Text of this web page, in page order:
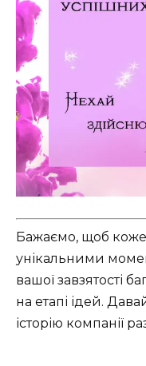
Бажаємо, щоб
унікальними
вашої завзятості
на етапі ідей.
історію компанії